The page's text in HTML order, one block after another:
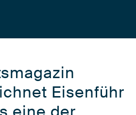
Eisenführ